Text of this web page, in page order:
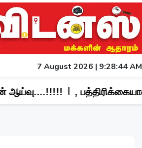
7 August 2026 | 9:28:46 AM
, பத்திரிக்கையாளர்கள் மீது